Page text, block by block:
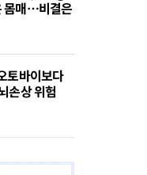
몸매…비결은
토바이보다
손상 위험